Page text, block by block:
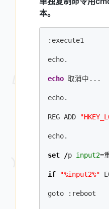
本。
:execute1
echo.
echo 取消中...
echo.
REG ADD
echo.
set /p input2=
if "%input2%"
goto :reboot